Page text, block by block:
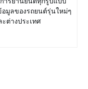
มูลของรถยนต์รุ่นใหม่ๆ
ต่างประเทศ